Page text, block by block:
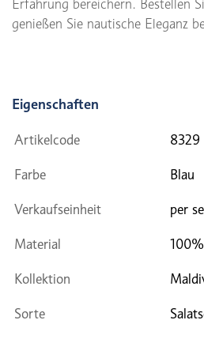
Erfahrung bereichern. Bestellen
genießen Sie nautische Eleganz
Eigenschaften
Artikelcode 8329
Farbe Blau
Verkaufseinheit per
Material
Kollektion
Sorte